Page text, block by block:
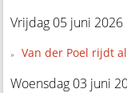
Vrijdag 05 juni 2026
Van der Poel rijdt
Woensdag 03 juni